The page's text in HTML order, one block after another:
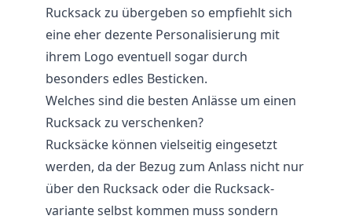
Rucksack zu übergeben so empfiehlt sich
eine eher dezente Personalisierung mit
ihrem Logo eventuell sogar durch
besonders edles Besticken.
Welches sind die besten Anlässe um einen
Rucksack zu verschenken?
Rucksäcke können vielseitig eingesetzt
werden, da der Bezug zum Anlass nicht nur
über den Rucksack oder die Rucksack-
variante selbst kommen muss sondern